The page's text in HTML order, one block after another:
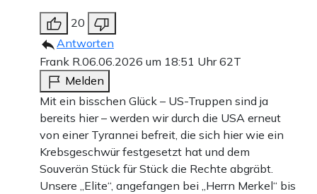
20
Antworten
Frank R.06.06.2026 um 18:51 Uhr62T
Melden
Mit ein bisschen Glück – US-Truppen sind ja
bereits hier – werden wir durch die USA erneut
von einer Tyrannei befreit, die sich hier wie ein
Krebsgeschwür festgesetzt hat und dem
Souverän Stück für Stück die Rechte abgräbt.
Unsere „Elite“, angefangen bei „Herrn Merkel“ bis